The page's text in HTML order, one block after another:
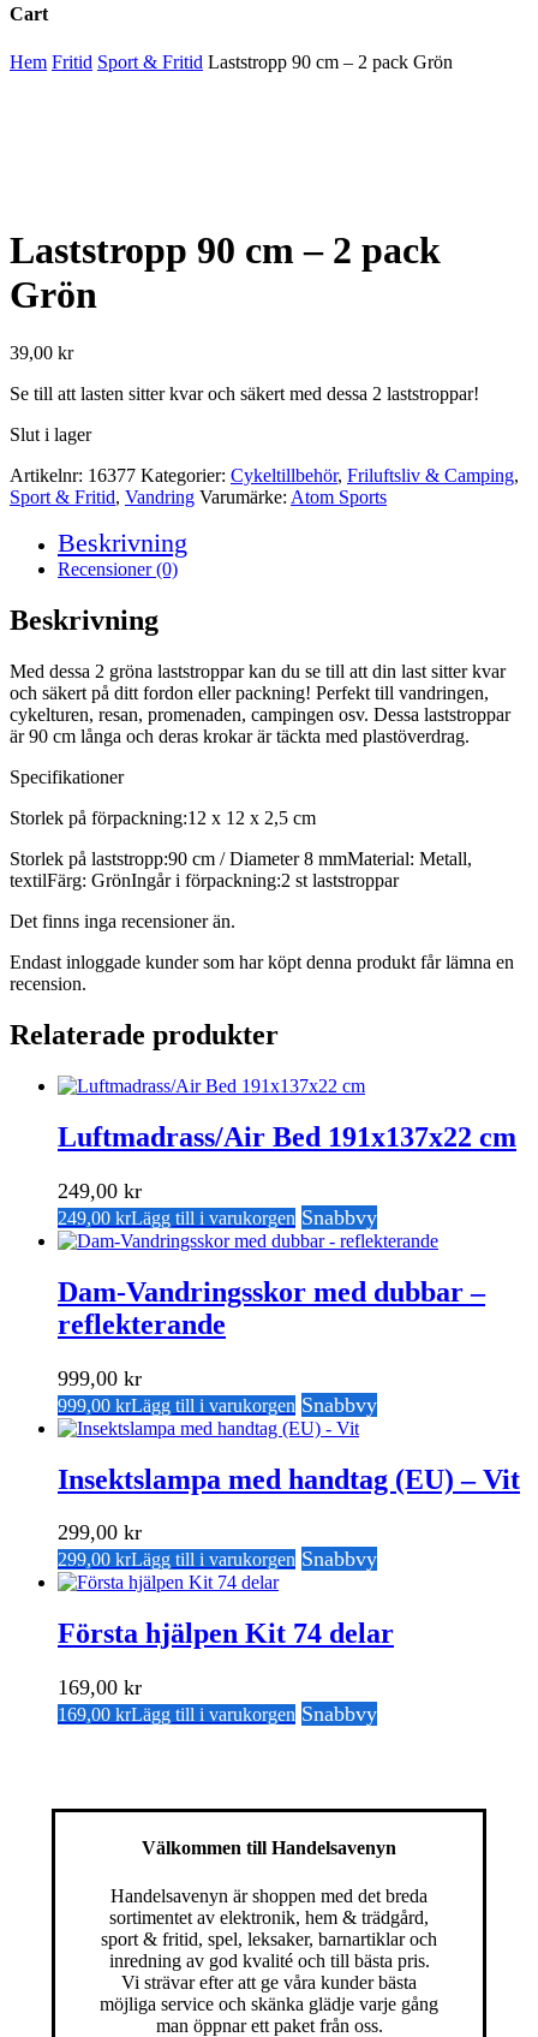
Cart
Close
Hem Fritid Sport & Fritid Laststropp 90 cm – 2 pack Grön
Laststropp 90 cm – 2 pack
Grön
39,00 kr
Se till att lasten sitter kvar och säkert med dessa 2 laststroppar!
Slut i lager
Artikelnr: 16377 Kategorier: Cykeltillbehör, Friluftsliv & Camping,
Sport & Fritid, Vandring Varumärke: Atom Sports
Beskrivning
Recensioner (0)
Beskrivning
Med dessa 2 gröna laststroppar kan du se till att din last sitter kvar
och säkert på ditt fordon eller packning! Perfekt till vandringen,
cykelturen, resan, promenaden, campingen osv. Dessa laststroppar
är 90 cm långa och deras krokar är täckta med plastöverdrag.
Specifikationer
Storlek på förpackning:12 x 12 x 2,5 cm
Storlek på laststropp:90 cm / Diameter 8 mmMaterial: Metall,
textilFärg: GrönIngår i förpackning:2 st laststroppar
Det finns inga recensioner än.
Endast inloggade kunder som har köpt denna produkt får lämna en
recension.
Relaterade produkter
Luftmadrass/Air Bed 191x137x22 cm
249,00 kr
249,00 krLägg till i varukorgen Snabbvy
Dam-Vandringsskor med dubbar –
reflekterande
999,00 kr
999,00 krLägg till i varukorgen Snabbvy
Insektslampa med handtag (EU) – Vit
299,00 kr
299,00 krLägg till i varukorgen Snabbvy
Första hjälpen Kit 74 delar
169,00 kr
169,00 krLägg till i varukorgen Snabbvy
Välkommen till Handelsavenyn
Handelsavenyn är shoppen med det breda
sortimentet av elektronik, hem & trädgård,
sport & fritid, spel, leksaker, barnartiklar och
inredning av god kvalité och till bästa pris.
Vi strävar efter att ge våra kunder bästa
möjliga service och skänka glädje varje gång
man öppnar ett paket från oss.